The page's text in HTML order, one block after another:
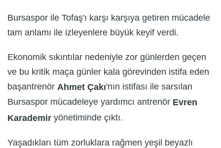
Bursaspor ile Tofaş'ı karşı karşıya getiren mücadele
tam anlamı ile izleyenlere büyük keyif verdi.
Ekonomik sıkıntılar nedeniyle zor günlerden geçen
ve bu kritik maça günler kala görevinden istifa eden
başantrenör Ahmet Çakı'nın istifası ile sarsılan
Bursaspor mücadeleye yardımcı antrenör Evren
Karademir yönetiminde çıktı.
Yaşadıkları tüm zorluklara rağmen yeşil beyazlı